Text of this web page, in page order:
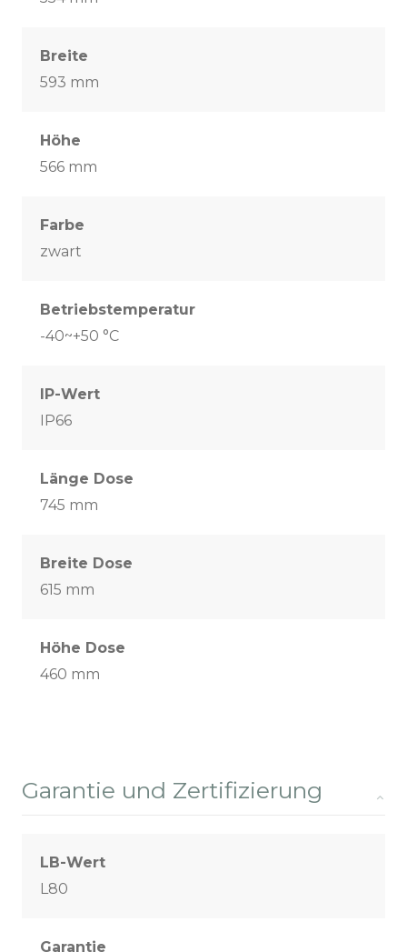
Breite
593 mm
Höhe
566 mm
Farbe
zwart
Betriebstemperatur
-40~+50 °C
IP-Wert
IP66
Länge Dose
745 mm
Breite Dose
615 mm
Höhe Dose
460 mm
Garantie und Zertifizierung
LB-Wert
L80
Garantie